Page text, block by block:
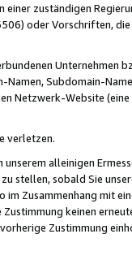
zuständigen
oder Vorschriften,
Unternehmen
Namen, Subdomain-
Netzwerk-Website
verletzen.
alleinigen
stellen, sobald Sie
im Zusammenhang mit
keinen
Zustimmung